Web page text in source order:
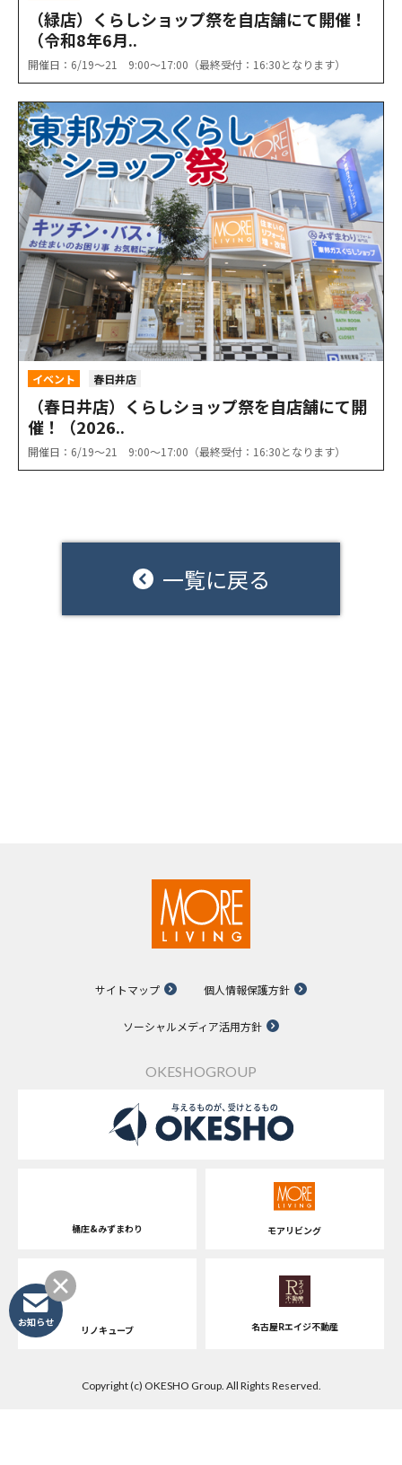
（緑店）くらしショップ祭を自店舗にて開催！
（令和8年6月..
開催日：6/19〜21 9:00〜17:00（最終受付：16:30となります）
イベント 春日井店
（春日井店）くらしショップ祭を自店舗にて開
催！（2026..
開催日：6/19〜21 9:00〜17:00（最終受付：16:30となります）
一覧に戻る
サイトマップ 個人情報保護方針
ソーシャルメディア活用方針
OKESHOGROUP
桶庄&みずまわり モアリビング
リノキューブ 名古屋Rエイジ不動産
Copyright (c) OKESHO Group. All Rights Reserved.
お知らせ